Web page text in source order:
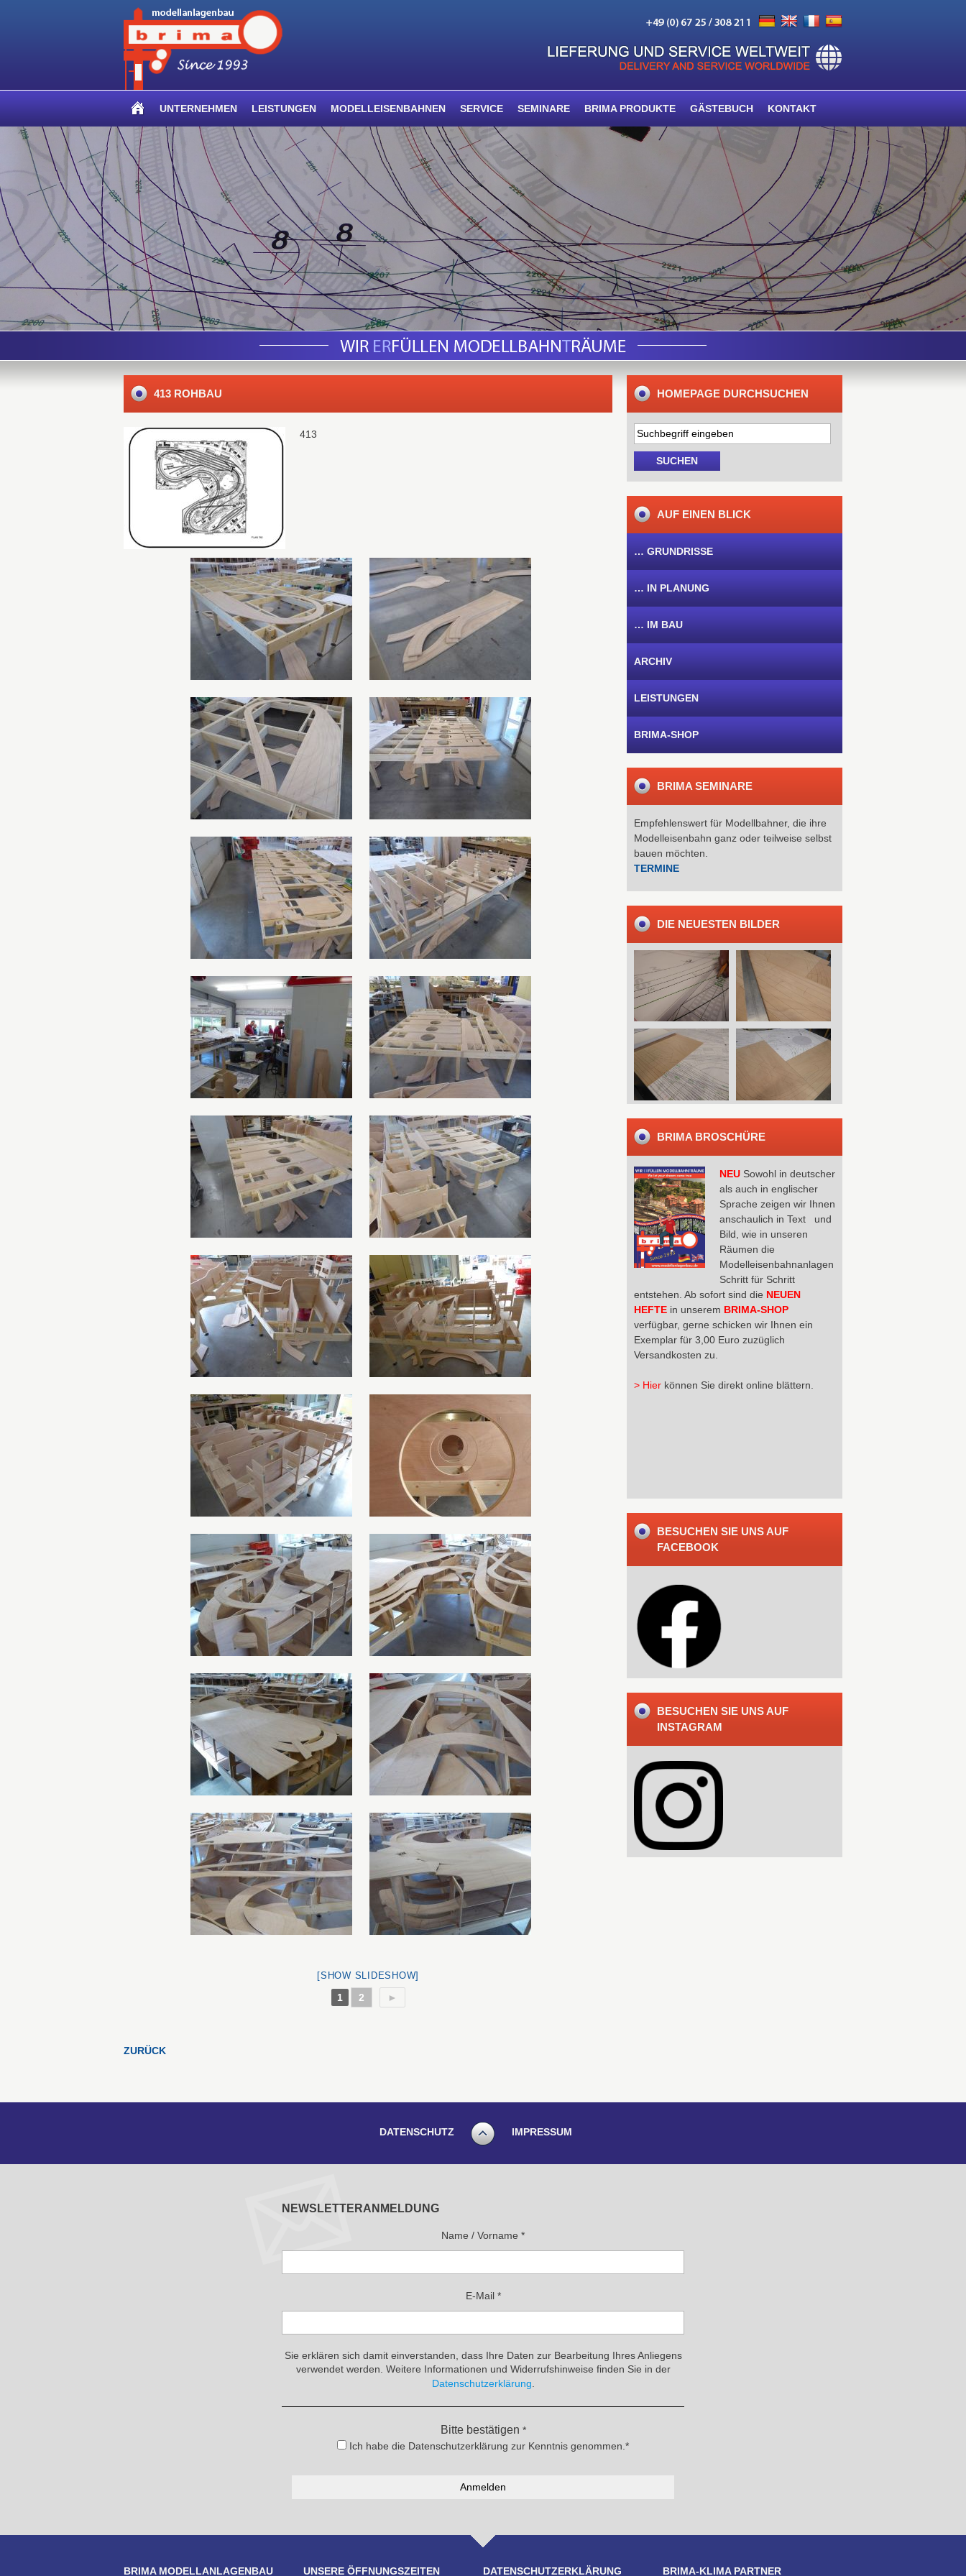
UNTERNEHMEN LEISTUNGEN MODELLEISENBAHNEN SERVICE SEMINARE BRIMA PRODUKTE GÄSTEBUCH KONTAKT
413 ROHBAU
413
[SHOW SLIDESHOW]
1 2 ►
ZURÜCK
HOMEPAGE DURCHSUCHEN
AUF EINEN BLICK
… GRUNDRISSE
… IN PLANUNG
… IM BAU
ARCHIV
LEISTUNGEN
BRIMA-SHOP
BRIMA SEMINARE
Empfehlenswert für Modellbahner, die ihre
Modelleisenbahn ganz oder teilweise selbst
bauen möchten.
TERMINE
DIE NEUESTEN BILDER
BRIMA BROSCHÜRE
NEU Sowohl in deutscher
als auch in englischer
Sprache zeigen wir Ihnen
anschaulich in Text und
Bild, wie in unseren
Räumen die
Modelleisenbahnanlagen
Schritt für Schritt
entstehen. Ab sofort sind die NEUEN
HEFTE in unserem BRIMA-SHOP
verfügbar, gerne schicken wir Ihnen ein
Exemplar für 3,00 Euro zuzüglich
Versandkosten zu.
> Hier können Sie direkt online blättern.
BESUCHEN SIE UNS AUF
FACEBOOK
BESUCHEN SIE UNS AUF
INSTAGRAM
DATENSCHUTZ IMPRESSUM
NEWSLETTERANMELDUNG
Name / Vorname *
E-Mail *
Sie erklären sich damit einverstanden, dass Ihre Daten zur Bearbeitung Ihres Anliegens
verwendet werden. Weitere Informationen und Widerrufshinweise finden Sie in der
Datenschutzerklärung
Bitte bestätigen *
Ich habe die Datenschutzerklärung zur Kenntnis genommen.*
BRIMA MODELLANLAGENBAU UNSERE ÖFFNUNGSZEITEN DATENSCHUTZERKLÄRUNG BRIMA-KLIMA PARTNER